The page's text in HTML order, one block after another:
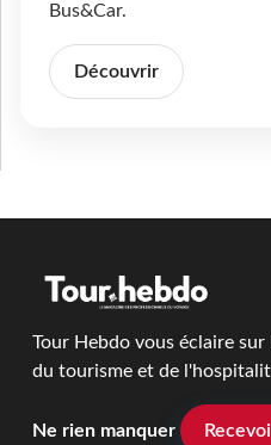
Bus&Car.
Découvrir
Tour Hebdo vous éclaire
du tourisme et de
Ne rien manquer